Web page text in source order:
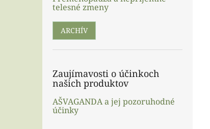
telesné zmeny
ARCHÍV
Zaujímavosti o účinkoch
našich produktov
AŠVAGANDA a jej pozoruhodné
účinky